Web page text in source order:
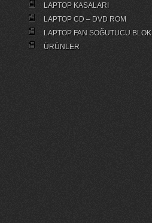
LAPTOP KASALARI
LAPTOP CD – DVD ROM
LAPTOP FAN SOĞUTUCU BLOK
ÜRÜNLER